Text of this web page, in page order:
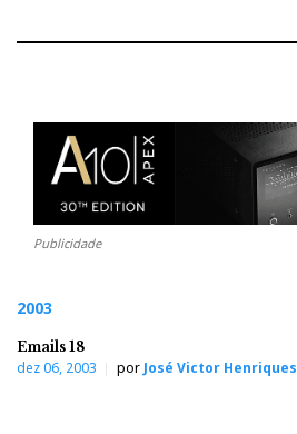
Publicidade
2003
Emails 18
dez 06, 2003 por José Victor Henriques